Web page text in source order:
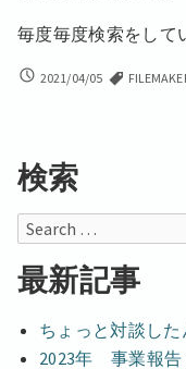
毎度毎度検索をし
FILEMAKER
テ
ム
件
2021/04/05
検索
Search
最新記事
ちょっと対談した
2023年 事業報告